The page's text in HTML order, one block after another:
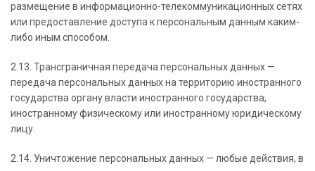
размещение в информационно-телекоммуникационных сетях
или предоставление доступа к персональным данным каким-
либо иным способом.
2.13. Трансграничная передача персональных данных —
передача персональных данных на территорию иностранного
государства органу власти иностранного государства,
иностранному физическому или иностранному юридическому
лицу.
2.14. Уничтожение персональных данных — любые действия, в